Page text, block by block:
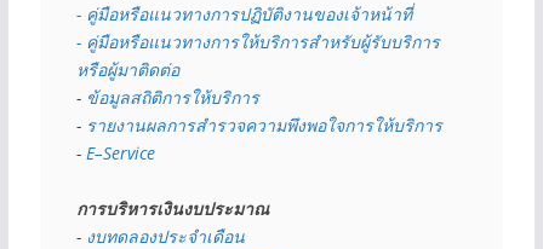
- คู่มือหรือแนวทางการปฏิบัติงานของเจ้าหน้าที่
- คู่มือหรือแนวทางการให้บริการสำหรับผู้รับบริการ
หรือผู้มาติดต่อ
- ข้อมูลสถิติการให้บริการ
- รายงานผลการสำรวจความพึงพอใจการให้บริการ
- E–Service
การบริหารเงินงบประมาณ
- งบทดลองประจำเดือน